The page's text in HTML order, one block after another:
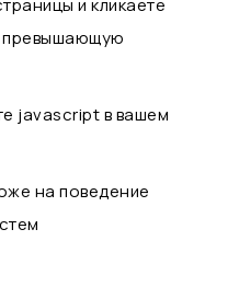
и кликаете
превышающую
javascript в вашем
на поведение